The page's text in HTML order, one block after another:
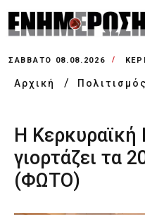
ΣΆΒΒΑΤΟ 08.08.2026
Αρχική Πολιτισμός
Η Κερκυραϊκή
γιορτάζει τα
(ΦΩΤΟ)